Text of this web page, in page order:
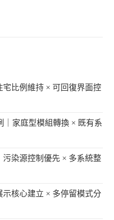
比例維持 × 可回復界面控
家庭型模組轉換 × 既有系
染源控制優先 × 多系統整
核心建立 × 多停留模式分